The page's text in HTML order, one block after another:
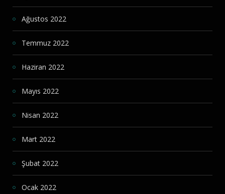
Ağustos 2022
Temmuz 2022
Haziran 2022
Mayıs 2022
Nisan 2022
Mart 2022
Şubat 2022
Ocak 2022